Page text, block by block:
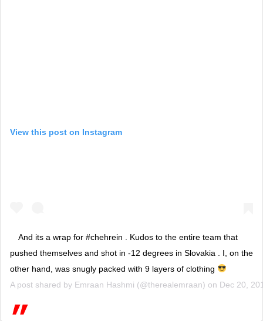
View this post on Instagram
And its a wrap for #chehrein . Kudos to the entire team that
pushed themselves and shot in -12 degrees in Slovakia . I, on the
other hand, was snugly packed with 9 layers of clothing
A post shared by Emraan Hashmi (@therealemraan) on Dec 20,